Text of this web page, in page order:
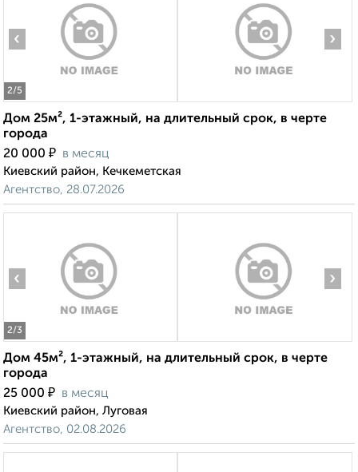
2/5
‹ ›
Дом 25м², 1-этажный, на длительный срок, в черте
города
20 000 ₽ в месяц
Киевский район, Кечкеметская
Агентство, 28.07.2026
2/3
‹ ›
Дом 45м², 1-этажный, на длительный срок, в черте
города
25 000 ₽ в месяц
Киевский район, Луговая
Агентство, 02.08.2026